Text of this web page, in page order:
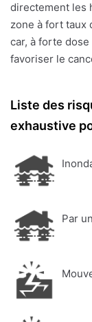
directement les
zone à fort taux
car, à forte
favoriser le
Liste des
exhaustive
Par